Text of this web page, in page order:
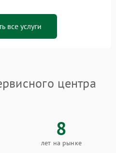
все услуги
центра
8
лет на рынке